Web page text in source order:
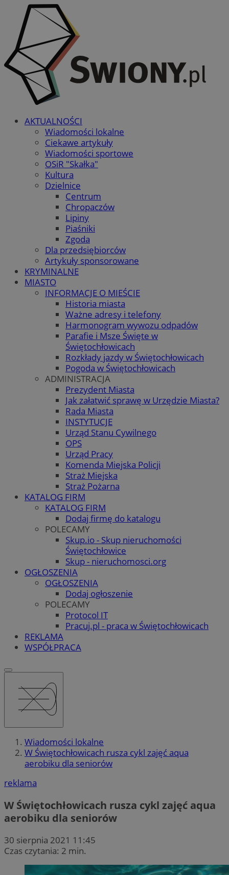
AKTUALNOŚCI
Wiadomości lokalne
Ciekawe artykuły
Wiadomości sportowe
OSiR "Skałka"
Kultura
Dzielnice
Centrum
Chropaczów
Lipiny
Piaśniki
Zgoda
Dla przedsiębiorców
Artykuły sponsorowane
KRYMINALNE
MIASTO
INFORMACJE O MIEŚCIE
Historia miasta
Ważne adresy i telefony
Harmonogram wywozu odpadów
Parafie i Msze Święte w
Świętochłowicach
Rozkłady jazdy w Świętochłowicach
Pogoda w Świętochłowicach
ADMINISTRACJA
Prezydent Miasta
Jak załatwić sprawę w Urzędzie Miasta?
Rada Miasta
INSTYTUCJE
Urząd Stanu Cywilnego
OPS
Urząd Pracy
Komenda Miejska Policji
Straż Miejska
Straż Pożarna
KATALOG FIRM
KATALOG FIRM
Dodaj firmę do katalogu
POLECAMY
Skup.io - Skup nieruchomości
Świętochłowice
Skup - nieruchomosci.org
OGŁOSZENIA
OGŁOSZENIA
Dodaj ogłoszenie
POLECAMY
Protocol IT
Pracuj.pl - praca w Świętochłowicach
REKLAMA
WSPÓŁPRACA
Wiadomości lokalne
W Świętochłowicach rusza cykl zajęć aqua
aerobiku dla seniorów
reklama
W Świętochłowicach rusza cykl zajęć aqua
aerobiku dla seniorów
30 sierpnia 2021 11:45
Czas czytania: 2 min.